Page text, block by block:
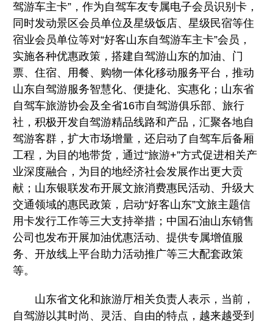
驾游车主卡”，作为自驾车友专属电子会员识别卡，
同时发动景区会员单位及星级饭店、星级民宿等住
宿业会员单位等对“好客山东自驾游车主卡”会员，
实施各种优惠政策，搭建自驾游山东的加油、门
票、住宿、用餐、购物一体化移动服务平台，推动
山东自驾游服务智慧化、便捷化、实惠化；山东省
自驾车旅游协会及全省16市自驾游俱乐部、旅行
社，积极开发自驾游精品线路和产品，汇聚各地自
驾游客群，扩大市场增量，还启动了自驾车后备厢
工程，为目的地带货，通过“旅游+”方式促进相关产
业深度融合，为目的地经济社会发展作出更大贡
献；山东银联发布开展文旅消费惠民活动、升级大
交通领域的惠民政策，启动“好客山东”文旅主题信
用卡发行工作等三大支持举措；中国石油山东销售
公司也发布开展加油优惠活动、提供专属增值服
务、开放线上平台助力活动推广等三大配套政策
等。
山东省文化和旅游厅相关负责人表示，当前，
自驾游以其时尚、灵活、自由的特点，越来越受到